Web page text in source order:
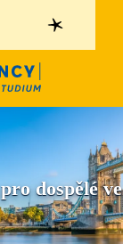
dospělé